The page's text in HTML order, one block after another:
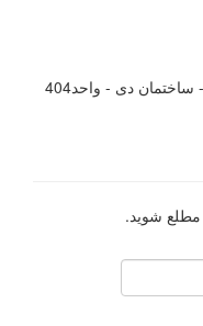
دی - واحد404
مطلع شوید.